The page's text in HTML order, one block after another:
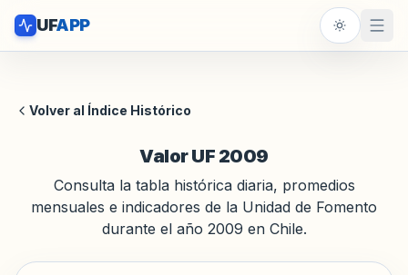
UFAPP
Volver al Índice Histórico
Valor UF 2009
Consulta la tabla histórica diaria, promedios
mensuales e indicadores de la Unidad de Fomento
durante el año 2009 en Chile.